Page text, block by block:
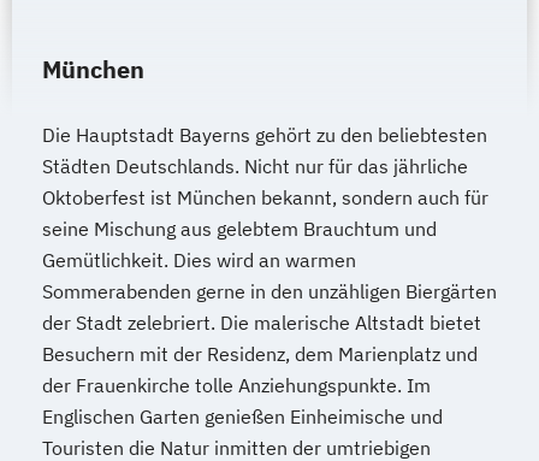
München
Die Hauptstadt Bayerns gehört zu den beliebtesten
Städten Deutschlands. Nicht nur für das jährliche
Oktoberfest ist München bekannt, sondern auch für
seine Mischung aus gelebtem Brauchtum und
Gemütlichkeit. Dies wird an warmen
Sommerabenden gerne in den unzähligen Biergärten
der Stadt zelebriert. Die malerische Altstadt bietet
Besuchern mit der Residenz, dem Marienplatz und
der Frauenkirche tolle Anziehungspunkte. Im
Englischen Garten genießen Einheimische und
Touristen die Natur inmitten der umtriebigen